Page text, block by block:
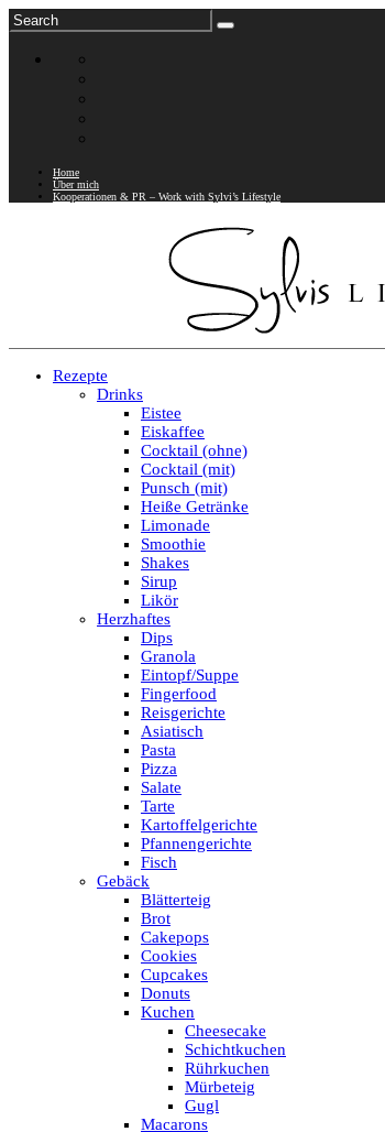
Home
Über mich
Kooperationen & PR – Work with Sylvi’s Lifestyle
Rezepte
Drinks
Eistee
Eiskaffee
Cocktail (ohne)
Cocktail (mit)
Punsch (mit)
Heiße Getränke
Limonade
Smoothie
Shakes
Sirup
Likör
Herzhaftes
Dips
Granola
Eintopf/Suppe
Fingerfood
Reisgerichte
Asiatisch
Pasta
Pizza
Salate
Tarte
Kartoffelgerichte
Pfannengerichte
Fisch
Gebäck
Blätterteig
Brot
Cakepops
Cookies
Cupcakes
Donuts
Kuchen
Cheesecake
Schichtkuchen
Rührkuchen
Mürbeteig
Gugl
Macarons